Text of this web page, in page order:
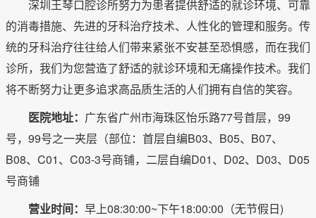
深圳王琴口腔诊所努力为患者提供舒适的就诊环境、可靠
的消毒措施、先进的牙科治疗技术、人性化的管理和服务。传
统的牙科治疗往往给人们带来紧张不安甚至恐惧感，而在我们
诊所，我们为您营造了舒适的就诊环境和无痛操作技术。我们
将不断努力让更多追求高品质生活的人们拥有自信的笑容。
医院地址： 广东省广州市海珠区怡乐路77号首层，99
号，99号之一夹层（部位：首层自编B03、B05、B07、
B08、C01、C03-3号商铺，二层自编D01、D02、D03、D05
号商铺
营业时间： 早上08:30:00~下午18:00:00（无节假日)